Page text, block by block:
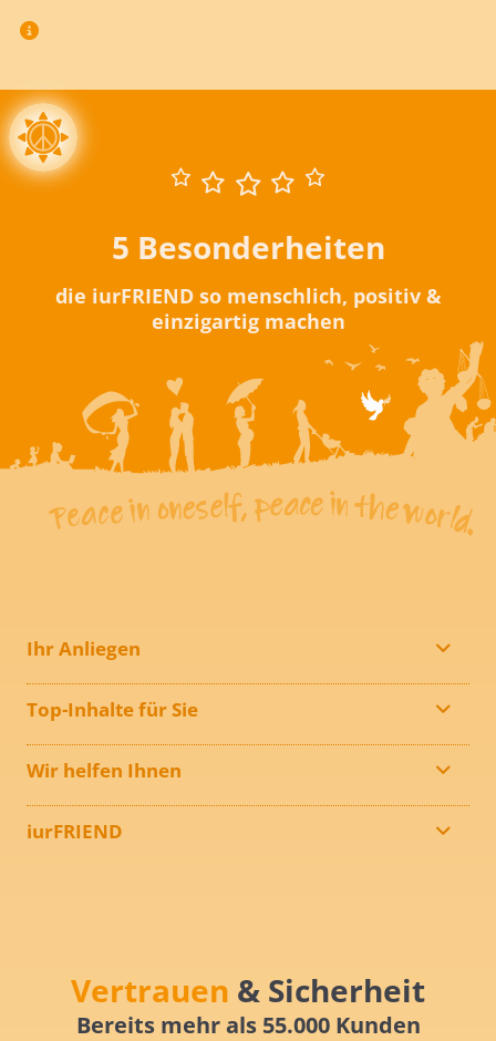
5 Besonderheiten
die iurFRIEND so menschlich, positiv &
einzigartig machen
Ihr Anliegen
Top-Inhalte für Sie
Wir helfen Ihnen
iurFRIEND
Vertrauen & Sicherheit
Bereits mehr als 55.000 Kunden